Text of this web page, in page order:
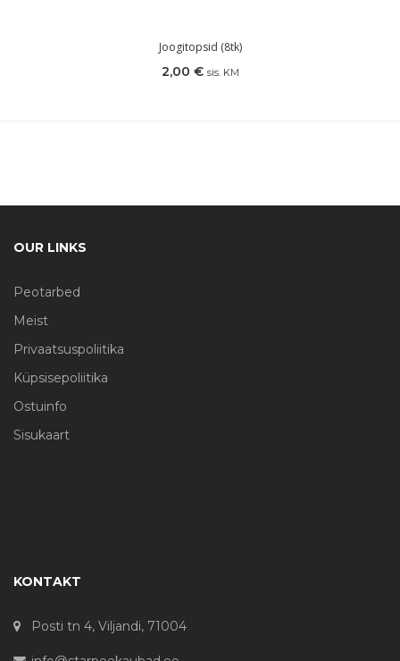
Joogitopsid (8tk)
2,00 € sis. KM
OUR LINKS
Peotarbed
Meist
Privaatsuspoliitika
Küpsisepoliitika
Ostuinfo
Sisukaart
KONTAKT
Posti tn 4, Viljandi, 71004